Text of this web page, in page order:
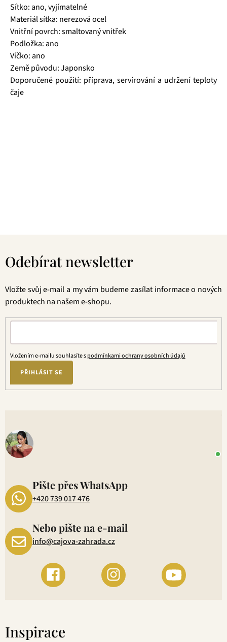
Sítko: ano, vyjímatelné
Materiál sítka: nerezová ocel
Vnitřní povrch: smaltovaný vnitřek
Podložka: ano
Víčko: ano
Země původu: Japonsko
Doporučené použití: příprava, servírování a udržení teploty
čaje
Odebírat newsletter
Vložte svůj e-mail a my vám budeme zasílat informace o nových
produktech na našem e-shopu.
Vložením e-mailu souhlasíte spodmínkami ochrany osobních údajů
PŘIHLÁSIT SE
Pište přes WhatsApp
+420 739 017 476
Nebo pište na e-mail
info@cajova-zahrada.cz
Inspirace